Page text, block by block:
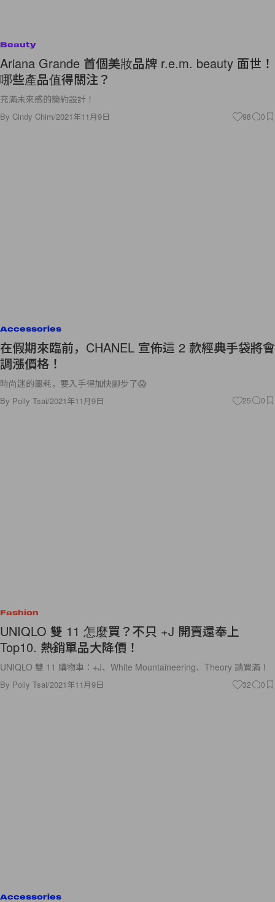
Beauty
Ariana Grande 首個美妝品牌 r.e.m. beauty 面世！
哪些產品值得關注？
充滿未來感的簡約設計！
By Cindy Chim/2021年11月9日 98 0
Accessories
在假期來臨前，CHANEL 宣佈這 2 款經典手袋將會
調漲價格！
時尚迷的噩耗，要入手得加快腳步了😱
By Polly Tsai/2021年11月9日 25 0
Fashion
UNIQLO 雙 11 怎麼買？不只 +J 開賣還奉上
Top10. 熱銷單品大降價！
UNIQLO 雙 11 購物車：+J、White Mountaineering、Theory 請買滿！
By Polly Tsai/2021年11月9日 32 0
Accessories